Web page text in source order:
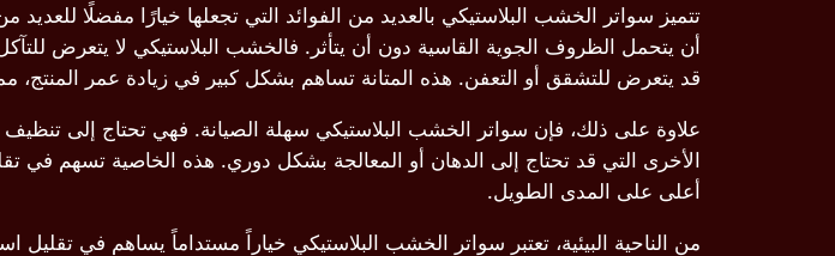
تتميز سواتر الخشب البلاستيكي بالعديد من الفوائد التي تجعلها خيارًا مفضلًا للعديد
أن يتحمل الظروف الجوية القاسية دون أن يتأثر. فالخشب البلاستيكي لا يتعرض
قد يتعرض للتشقق أو التعفن. هذه المتانة تساهم بشكل كبير في زيادة عمر المنتج،
علاوة على ذلك، فإن سواتر الخشب البلاستيكي سهلة الصيانة. فهي تحتاج إلى تنظيف
الأخرى التي قد تحتاج إلى الدهان أو المعالجة بشكل دوري. هذه الخاصية تسهم في
أعلى على المدى الطويل.
من الناحية البيئية، تعتبر سواتر الخشب البلاستيكي خياراً مستداماً يساهم في تقليل